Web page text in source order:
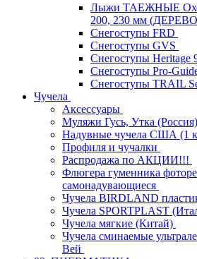
Лыжи ТАЕЖНЫЕ
200, 230 мм
Снегоступы FRD
Снегоступы GVS
Снегоступы Heritage
Снегоступы Pro-
Снегоступы TRAIL
Чучела
Аксессуары
Муляжи Гусь, Утка (Россия)
Надувные чучела США (1
Профиля и чучалки
Распродажа по АКЦИИ!!!
Флюгера гуменника
самонадувающиеся
Чучела BIRDLAND
Чучела SPORTPLAST
Чучела мягкие (Китай)
Чучела сминаемые
Вей